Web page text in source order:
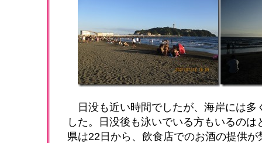
日没も近い時間でしたが、海岸には多
した。日没後も泳いでいる方もいるの
県は22日から、飲食店でのお酒の提供